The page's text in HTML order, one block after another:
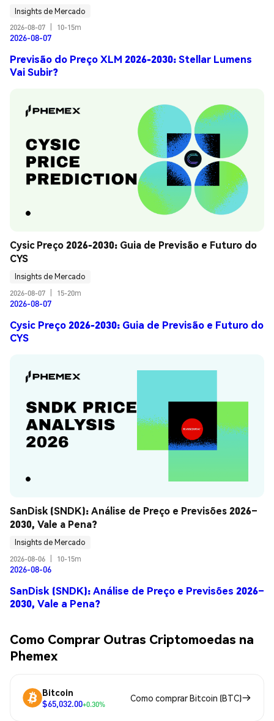
Insights de Mercado
2026-08-07
10-15m
2026-08-07
Previsão do Preço XLM 2026-2030: Stellar Lumens
Vai Subir?
Cysic Preço 2026-2030: Guia de Previsão e Futuro do
CYS
Insights de Mercado
2026-08-07
15-20m
2026-08-07
Cysic Preço 2026-2030: Guia de Previsão e Futuro do
CYS
SanDisk (SNDK): Análise de Preço e Previsões 2026–
2030, Vale a Pena?
Insights de Mercado
2026-08-06
10-15m
2026-08-06
SanDisk (SNDK): Análise de Preço e Previsões 2026–
2030, Vale a Pena?
Como Comprar Outras Criptomoedas na
Phemex
Bitcoin
$65,032.00+0.30%
Como comprar Bitcoin (BTC)